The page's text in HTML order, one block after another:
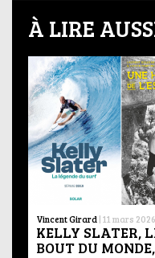
À LIRE
Vincent Girard | 11 mars 2026
KELLY SLATER,
BOUT DU